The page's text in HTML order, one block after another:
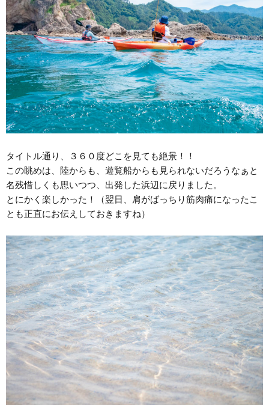
タイトル通り、３６０度どこを見ても絶景！！
この眺めは、陸からも、遊覧船からも見られないだろうなぁと
名残惜しくも思いつつ、出発した浜辺に戻りました。
とにかく楽しかった！（翌日、肩がばっちり筋肉痛になったこ
とも正直にお伝えしておきますね）